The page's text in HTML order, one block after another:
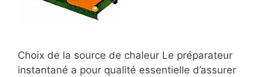
Choix de la source de chaleur Le préparateur
instantané a pour qualité essentielle d’assurer